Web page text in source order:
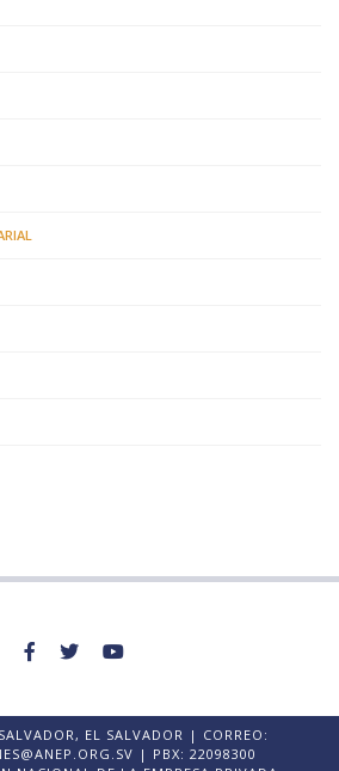
EL SALVADOR | CORREO:
| PBX: 22098300